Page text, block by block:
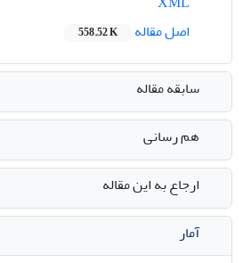
اصل مقاله
558.52 K
سابقه مقاله
هم رسانی
ارجاع به این مقاله
آمار